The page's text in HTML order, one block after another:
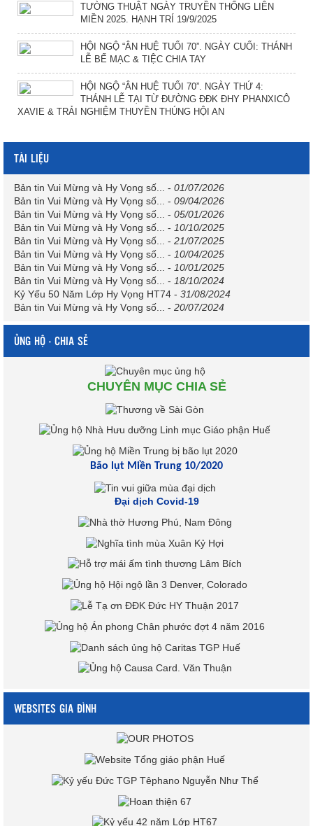
TƯỜNG THUẬT NGÀY TRUYỀN THỐNG LIÊN
MIỀN 2025. HẠNH TRÍ 19/9/2025
HỘI NGỘ “ÂN HUỆ TUỔI 70”. NGÀY CUỐI: THÁNH
LỄ BẾ MẠC & TIỆC CHIA TAY
HỘI NGỘ “ÂN HUỆ TUỔI 70”. NGÀY THỨ 4:
THÁNH LỄ TẠI TỪ ĐƯỜNG ĐĐK ĐHY PHANXICÔ
XAVIE & TRẢI NGHIỆM THUYỀN THÚNG HỘI AN
TÀI LIỆU
Bản tin Vui Mừng và Hy Vọng số... - 01/07/2026
Bản tin Vui Mừng và Hy Vọng số...
- 09/04/2026
Bản tin Vui Mừng và Hy Vọng số...
- 05/01/2026
Bản tin Vui Mừng và Hy Vọng số...
- 10/10/2025
Bản tin Vui Mừng và Hy Vọng số...
- 21/07/2025
Bản tin Vui Mừng và Hy Vọng số...
- 10/04/2025
Bản tin Vui Mừng và Hy Vọng số...
- 10/01/2025
Bản tin Vui Mừng và Hy Vọng số...
- 18/10/2024
Kỷ Yếu 50 Năm Lớp Hy Vọng HT74 - 31/08/2024
Bản tin Vui Mừng và Hy Vọng số...
- 20/07/2024
ỦNG HỘ - CHIA SẺ
CHUYÊN MỤC CHIA SẺ
Bão lụt Miền Trung 10/2020
Đại dịch Covid-19
WEBSITES GIA ĐÌNH